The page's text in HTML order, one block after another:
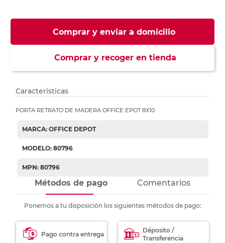
Comprar y enviar a domicilio
Comprar y recoger en tienda
Características
PORTA RETRATO DE MADERA OFFICE EPOT 8X10
MARCA: OFFICE DEPOT
MODELO: 80796
MPN: 80796
Métodos de pago Comentarios
Ponemos a tu disposición los siguientes métodos de pago:
Pago contra entrega
Déposito /
Transferencia